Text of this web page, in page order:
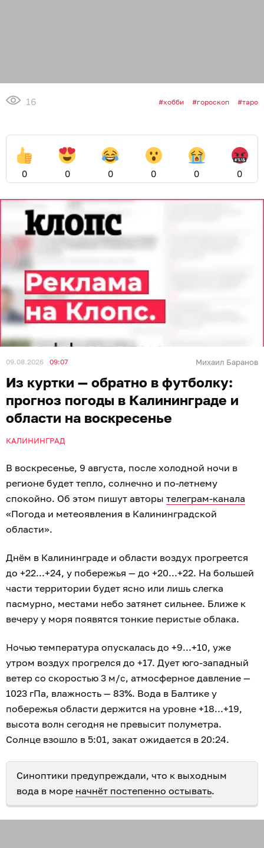
16 хобби гороскоп таро
0 0 0 0 0 0
09.08.2026 09:07 Михаил Баранов
Из куртки — обратно в футболку:
прогноз погоды в Калининграде и
области на воскресенье
КАЛИНИНГРАД
В воскресенье, 9 августа, после холодной ночи в
регионе будет тепло, солнечно и по-летнему
спокойно. Об этом пишут авторы телеграм-канала
«Погода и метеоявления в Калининградской
области».
Днём в Калининграде и области воздух прогреется
до +22...+24, у побережья — до +20...+22. На большей
части территории будет ясно или лишь слегка
пасмурно, местами небо затянет сильнее. Ближе к
вечеру у моря появятся тонкие перистые облака.
Ночью температура опускалась до +9...+10, уже
утром воздух прогрелся до +17. Дует юго-западный
ветер со скоростью 3 м/с, атмосферное давление —
1023 гПа, влажность — 83%. Вода в Балтике у
побережья области держится на уровне +18...+19,
высота волн сегодня не превысит полуметра.
Солнце взошло в 5:01, закат ожидается в 20:24.
Синоптики предупреждали, что к выходным
вода в море начнёт постепенно остывать.